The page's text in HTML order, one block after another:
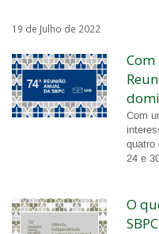
19 de Julho de 2022
Com
Com
quatro
24 e
O
SBPC